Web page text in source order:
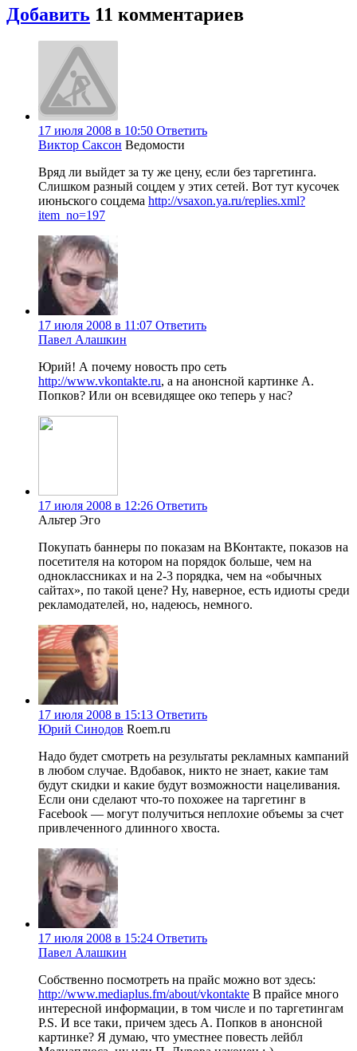
Добавить 11 комментариев
17 июля 2008 в 10:50 Ответить
Виктор Саксон Ведомости
Вряд ли выйдет за ту же цену, если без таргетинга.
Слишком разный соцдем у этих сетей. Вот тут кусочек
июньского соцдема http://vsaxon.ya.ru/replies.xml?
item_no=197
17 июля 2008 в 11:07 Ответить
Павел Алашкин
Юрий! А почему новость про сеть
http://www.vkontakte.ru, а на анонсной картинке А.
Попков? Или он всевидящее око теперь у нас?
17 июля 2008 в 12:26 Ответить
Альтер Эго
Покупать баннеры по показам на ВКонтакте, показов на
посетителя на котором на порядок больше, чем на
одноклассниках и на 2-3 порядка, чем на «обычных
сайтах», по такой цене? Ну, наверное, есть идиоты среди
рекламодателей, но, надеюсь, немного.
17 июля 2008 в 15:13 Ответить
Юрий Синодов Roem.ru
Надо будет смотреть на результаты рекламных кампаний
в любом случае. Вдобавок, никто не знает, какие там
будут скидки и какие будут возможности нацеливания.
Если они сделают что-то похожее на таргетинг в
Facebook — могут получиться неплохие объемы за счет
привлеченного длинного хвоста.
17 июля 2008 в 15:24 Ответить
Павел Алашкин
Собственно посмотреть на прайс можно вот здесь:
http://www.mediaplus.fm/about/vkontakte В прайсе много
интересной информации, в том числе и по таргетингам
P.S. И все таки, причем здесь А. Попков в анонсной
картинке? Я думаю, что уместнее повесть лейбл